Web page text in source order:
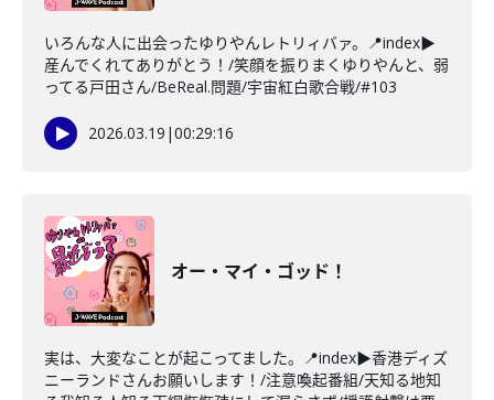
いろんな人に出会ったゆりやんレトリィバァ。📍index▶
産んでくれてありがとう！/笑顔を振りまくゆりやんと、弱
ってる戸田さん/BeReal.問題/宇宙紅白歌合戦/#103
2026.03.19 |00:29:16
オー・マイ・ゴッド！
実は、大変なことが起こってました。📍index▶香港ディズ
ニーランドさんお願いします！/注意喚起番組/天知る地知